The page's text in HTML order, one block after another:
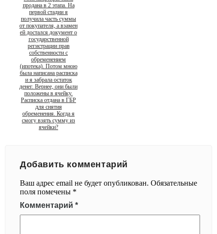
продана в 2 этапа. На
первой стадии я
получила часть суммы
от покупателя, а взамен
ей достался документ о
государственной
регистрации прав
собственности с
обременением
(ипотека). Потом мною
была написана расписка
и я забрала остаток
денег. Вернее, они были
положены в ячейку.
Расписка отдана в ГБР
для снятия
обременения. Когда я
смогу взять сумму из
ячейки?
Добавить комментарий
Ваш адрес email не будет опубликован. Обязательные
поля помечены *
Комментарий *